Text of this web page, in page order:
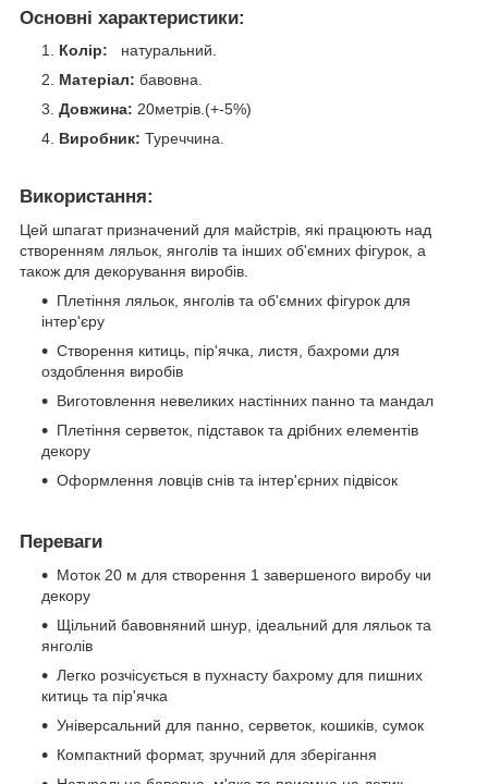
Основні характеристики:
Колір: натуральний.
Матеріал: бавовна.
Довжина: 20метрів.(+-5%)
Виробник: Туреччина.
Використання:
Цей шпагат призначений для майстрів, які працюють над
створенням ляльок, янголів та інших об'ємних фігурок, а
також для декорування виробів.
Плетіння ляльок, янголів та об'ємних фігурок для
інтер'єру
Створення китиць, пір'ячка, листя, бахроми для
оздоблення виробів
Виготовлення невеликих настінних панно та мандал
Плетіння серветок, підставок та дрібних елементів
декору
Оформлення ловців снів та інтер'єрних підвісок
Переваги
Моток 20 м для створення 1 завершеного виробу чи
декору
Щільний бавовняний шнур, ідеальний для ляльок та
янголів
Легко розчісується в пухнасту бахрому для пишних
китиць та пір'ячка
Універсальний для панно, серветок, кошиків, сумок
Компактний формат, зручний для зберігання